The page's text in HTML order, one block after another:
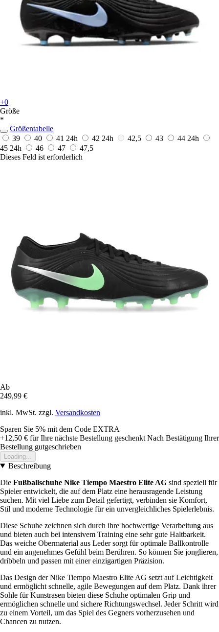
+0
Größe
*
Größentabelle
39
40 41 24h 42 24h 42,5 43 44 24h
45 24h 46 47
47,5
Dieses Feld ist erforderlich
Ab
249,99 €
inkl. MwSt. zzgl. Versandkosten
Sparen Sie 5% mit dem Code EXTRA
+12,50 € für Ihre nächste Bestellung geschenkt Nach Bestätigung Ihrer
Bestellung gutgeschrieben
Loading...
Beschreibung
Die Fußballschuhe Nike Tiempo Maestro Elite AG sind speziell für
Spieler entwickelt, die auf dem Platz eine herausragende Leistung
suchen. Mit viel Liebe zum Detail gefertigt, verbinden sie Komfort,
Stil und moderne Technologie für ein unvergleichliches Spielerlebnis.
Diese Schuhe zeichnen sich durch ihre hochwertige Verarbeitung aus
und bieten auch bei intensivem Training eine sehr gute Haltbarkeit.
Das weiche Obermaterial aus Leder sorgt für optimale Ballkontrolle
und ein angenehmes Gefühl beim Berühren. So können Sie jonglieren,
dribbeln und passen mit einer einzigartigen Präzision.
Das Design der Nike Tiempo Maestro Elite AG setzt auf Leichtigkeit
und ermöglicht schnelle, agile Bewegungen auf dem Platz. Dank ihrer
Sohle für Kunstrasen bieten diese Schuhe optimalen Grip und
ermöglichen schnelle und sichere Richtungswechsel. Jeder Schritt wird
zu einem Vorteil, um das Spiel des Gegners vorherzusehen und
Chancen zu nutzen.